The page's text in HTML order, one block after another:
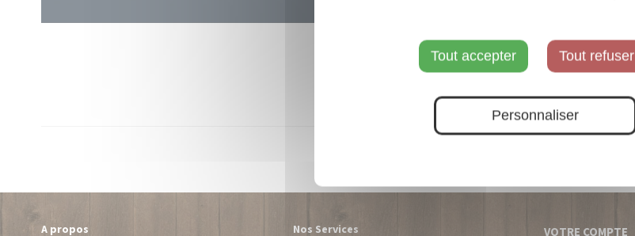
Tout accepter Tout refuser
Personnaliser
A propos Nos Services VOTRE COMPTE